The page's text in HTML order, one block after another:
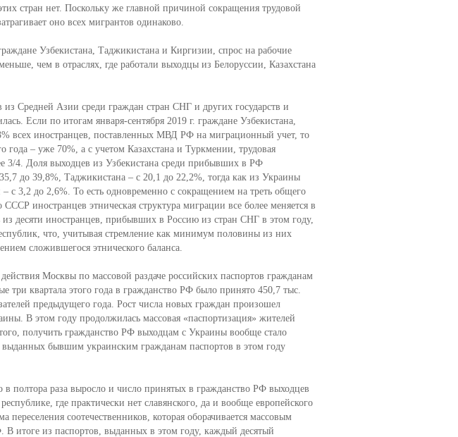
стран нет. Поскольку же главной причиной сокращения трудовой
оно всех мигрантов одинаково.
Узбекистана, Таджикистана и Киргизии, спрос на рабочие
чем в отраслях, где работали выходцы из Белоруссии, Казахстана
Средней Азии среди граждан стран СНГ и других государств и
Если по итогам января-сентября 2019 г. граждане Узбекистана,
всех иностранцев, поставленных МВД РФ на миграционный учет, то
года – уже 70%, а с учетом Казахстана и Туркмении, трудовая
3/4. Доля выходцев из Узбекистана среди прибывших в РФ
до 39,8%, Таджикистана – с 20,1 до 22,2%, тогда как из Украины
с 3,2 до 2,6%. То есть одновременно с сокращением на треть общего
иностранцев этническая структура миграции все более меняется в
десяти иностранцев, прибывших в Россию из стран СНГ в этом году,
что, учитывая стремление как минимум половины из них
сложившегося этнического баланса.
Москвы по массовой раздаче российских паспортов гражданам
три квартала этого года в гражданство РФ было принято 450,7 тыс.
предыдущего года. Рост числа новых граждан произошел
В этом году продолжилась массовая «паспортизация» жителей
получить гражданство РФ выходцам с Украины вообще стало
выданных бывшим украинским гражданам паспортов в этом году
полтора раза выросло и число принятых в гражданство РФ выходцев
где практически нет славянского, да и вообще европейского
переселения соотечественников, которая оборачивается массовым
В итоге из паспортов, выданных в этом году, каждый десятый